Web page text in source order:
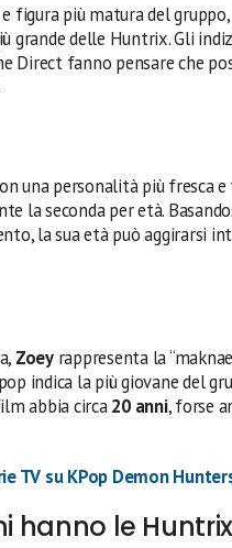
figura più matura del gruppo,
grande delle Huntrix. Gli
Direct fanno pensare che
una personalità più fresca e
la seconda per età.
la sua età può aggirarsi
Zoeyrappresenta la
indica la più giovane del
abbia circa20 anni, forse
TV su KPop Demon
hanno le